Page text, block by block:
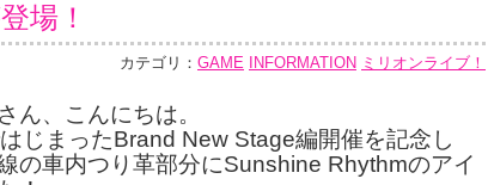
場！
カテゴリ： GAME INFORMATION ミリオンライブ！
ん、こんにちは。
じまったBrand New Stage編開催を記念し
の車内つり革部分にSunshine Rhythmのアイ